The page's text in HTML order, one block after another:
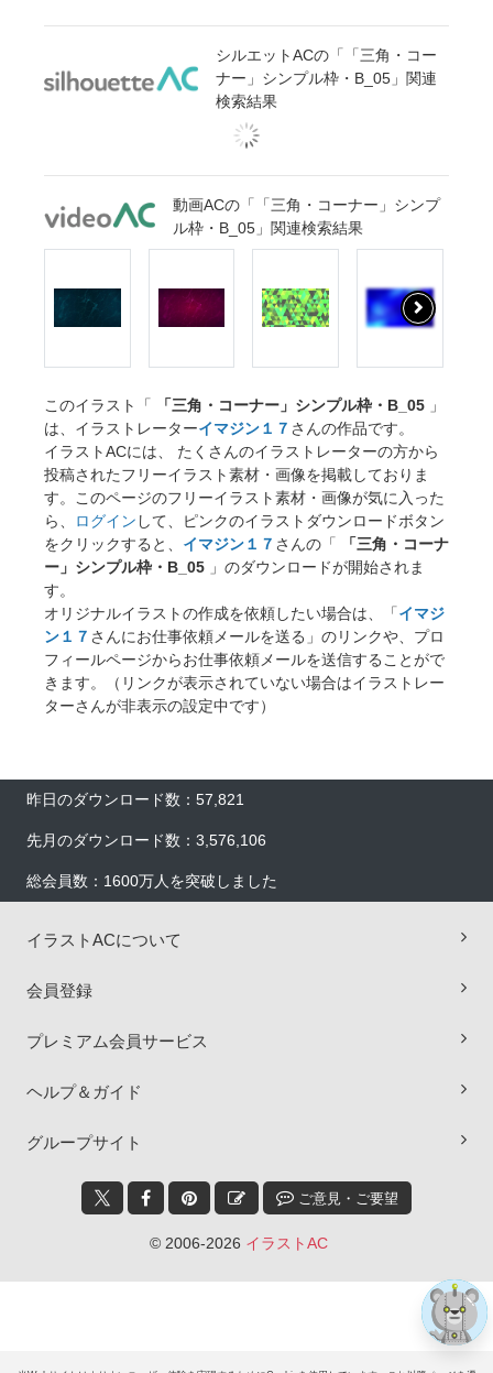
シルエットACの「「三角・コー
ナー」シンプル枠・B_05」関連
検索結果
動画ACの「「三角・コーナー」シンプ
ル枠・B_05」関連検索結果
このイラスト「 「三角・コーナー」シンプル枠・B_05 」
は、イラストレーターイマジン１７ さんの作品です。
イラストACには、 たくさんのイラストレーターの方から
投稿されたフリーイラスト素材・画像を掲載しておりま
す。このページのフリーイラスト素材・画像が気に入った
ら、
ログイン して、ピンクのイラストダウンロードボタン
をクリックすると、 イマジン１７ さんの「
「三角・コーナ
ー」シンプル枠・B_05 」のダウンロードが開始されま
す。
オリジナルイラストの作成を依頼したい場合は、「イマジ
ン１７ さんにお仕事依頼メールを送る」のリンクや、プロ
フィールページからお仕事依頼メールを送信することがで
きます。（リンクが表示されていない場合はイラストレー
ターさんが非表示の設定中です）
昨日のダウンロード数：57,821
先月のダウンロード数：3,576,106
総会員数：1600万人を突破しました
イラストACについて
会員登録
プレミアム会員サービス
ヘルプ＆ガイド
グループサイト
ご意見・ご要望
© 2006-2026 イラストAC